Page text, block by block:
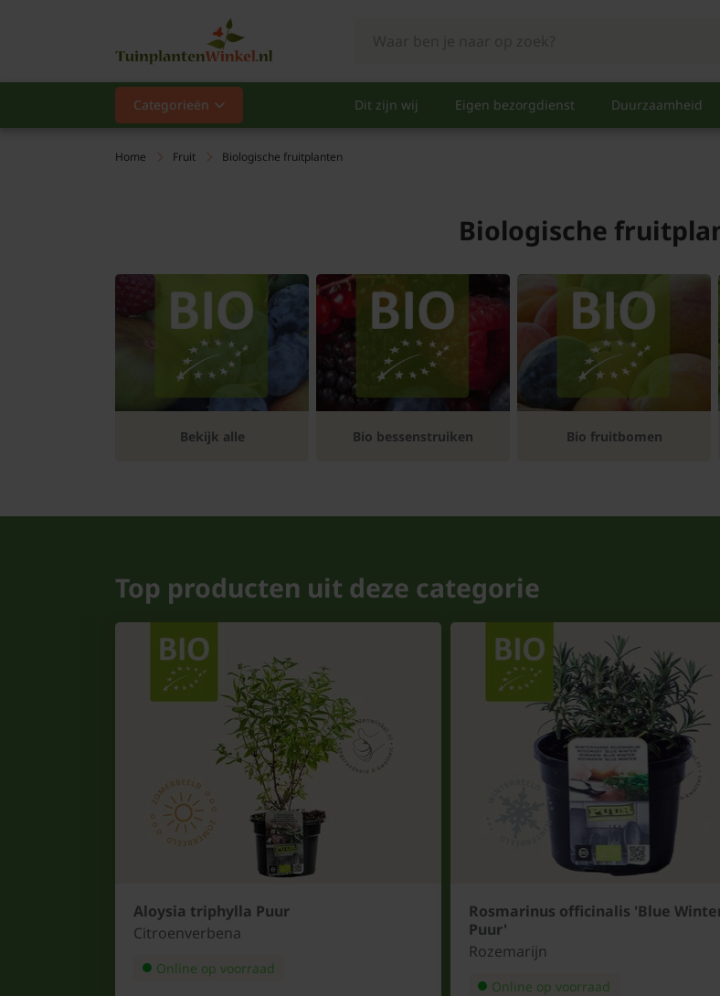
Categorieën Dit zijn wij Eigen bezorgdienst Duurzaamheid
Categorieën
Populair
Hagen
Klimplanten
Fruit
Bloembollen
Bloempotten
Home Fruit Biologische fruitplanten
Biologische
Bekijk alle Bio bessenstruiken Bio fruitbomen
Top producten uit deze categorie
Aloysia triphylla Puur
Citroenverbena
Online op voorraad
Rosmarinus officinalis 'Blue
Puur'
Rozemarijn
Online op voorraad